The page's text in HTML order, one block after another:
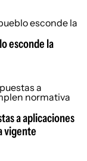
esconde la
a aplicaciones
vigente